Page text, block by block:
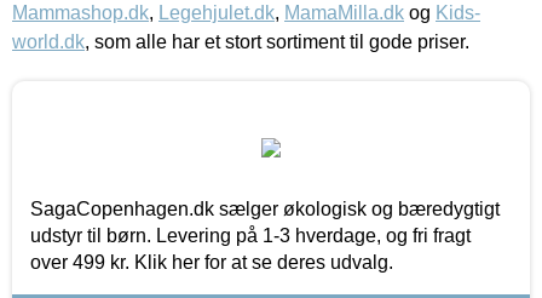
Mammashop.dk, Legehjulet.dk, MamaMilla.dk og Kids-
world.dk, som alle har et stort sortiment til gode priser.
SagaCopenhagen.dk sælger økologisk og bæredygtigt
udstyr til børn. Levering på 1-3 hverdage, og fri fragt
over 499 kr. Klik her for at se deres udvalg.